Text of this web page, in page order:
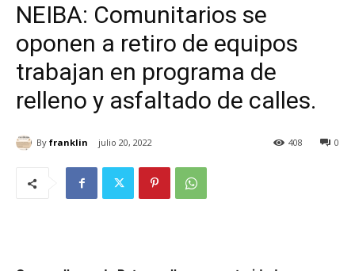
NEIBA: Comunitarios se
oponen a retiro de equipos
trabajan en programa de
relleno y asfaltado de calles.
By franklin julio 20, 2022 0
408